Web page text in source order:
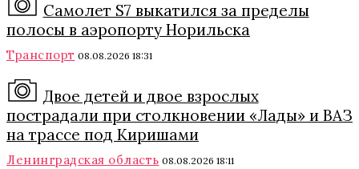
Самолет S7 выкатился за пределы
полосы в аэропорту Норильска
Транспорт 08.08.2026 18:31
Двое детей и двое взрослых
пострадали при столкновении «Лады» и ВАЗ
на трассе под Киришами
Ленинградская область 08.08.2026 18:11